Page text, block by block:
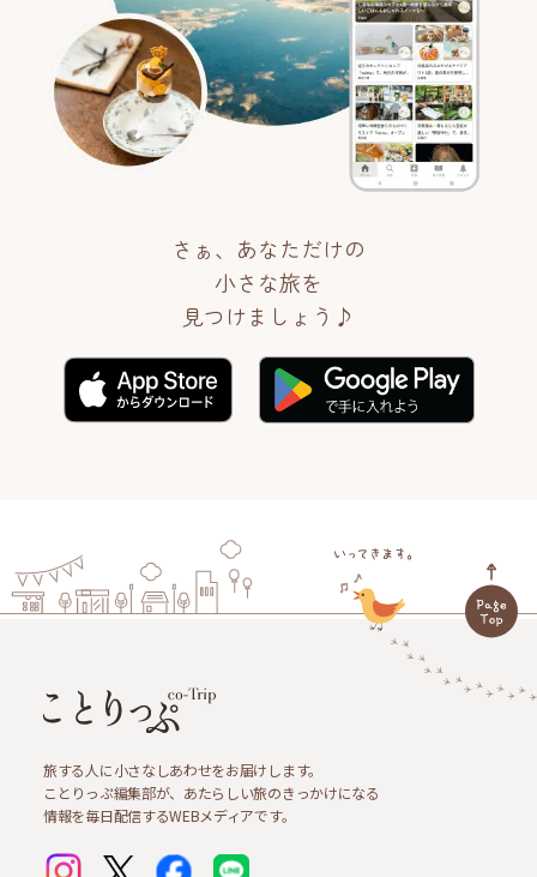
さぁ、あなただけの
小さな旅を
見つけましょう♪
旅する人に小さなしあわせをお届けします。
ことりっぷ編集部が、あたらしい旅のきっかけになる
情報を毎日配信するWEBメディアです。